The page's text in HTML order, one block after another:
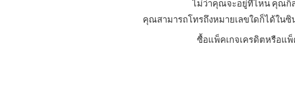
ไม่ว่าคุณจะอยู่ที่ไหน คุณก็
คุณสามารถโทรถึงหมายเลขใดก็ได้ใน
ซื้อแพ็คเกจเครดิตหรือแ